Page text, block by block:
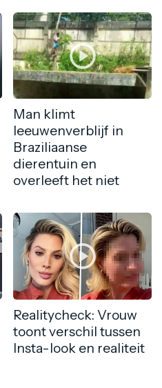
Man klimt
leeuwenverblijf in
Braziliaanse
dierentuin en
overleeft het niet
Realitycheck: Vrouw
toont verschil tussen
Insta-look en realiteit